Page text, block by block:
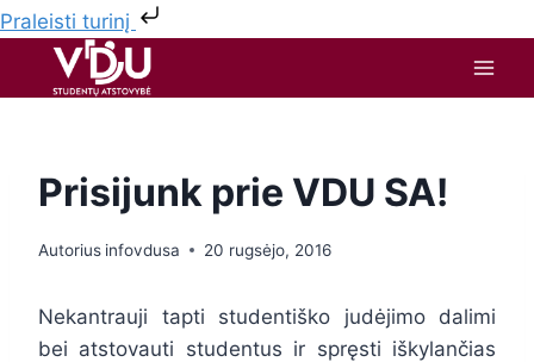
Praleisti turinį
Prisijunk prie VDU SA!
Autorius infovdusa 20 rugsėjo, 2016
Nekantrauji tapti studentiško judėjimo dalimi
bei atstovauti studentus ir spręsti iškylančias